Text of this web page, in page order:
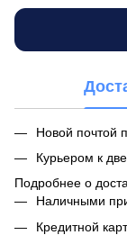
Новой почтой
Курьером к
Подробнее о
Наличными
Кредитной